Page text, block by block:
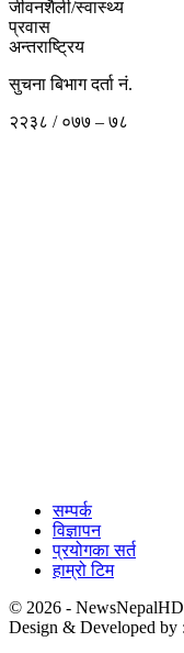
जीवनशैली/स्वास्थ्य
प्रवास
अन्तराष्ट्रिय
सुचना बिभाग दर्ता नं.
२२३८ / ०७७ – ७८
सम्पर्क
विज्ञापन
प्रयोगका सर्त
हाम्रो टिम
© 2026 -
Design & Developed by :